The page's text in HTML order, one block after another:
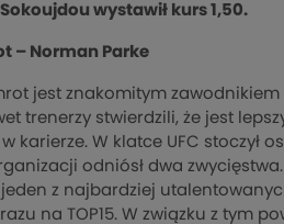
wystawił kurs 1,50.
– Norman Parke
jest znakomitym zawodnikiem
trenerzy stwierdzili, że jest
W klatce UFC stoczył
odniósł dwa
z najbardziej
na TOP15. W związku z tym